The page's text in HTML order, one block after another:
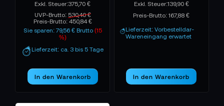
375,70 €
UVP-Brutto: 530,40 €
Preis-Brutto: 450,84 €
Sie sparen: 79,56 € Brutto (15
%)
Lieferzeit: ca. 3 bis 5 Tage
In den Warenkorb
139,90 €
Preis-Brutto:167,88 €
Lieferzeit: Vorbestelldar-
Wareneingang erwartet
In den Warenkorb